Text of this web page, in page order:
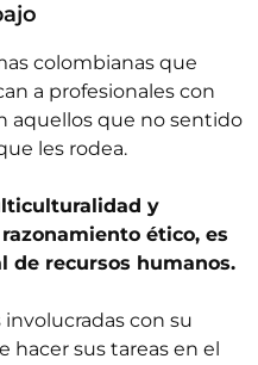
colombianas que
a profesionales con
aquellos que no sentido
les rodea.
y
ético, es
de recursos humanos.
con su
hacer sus tareas en el